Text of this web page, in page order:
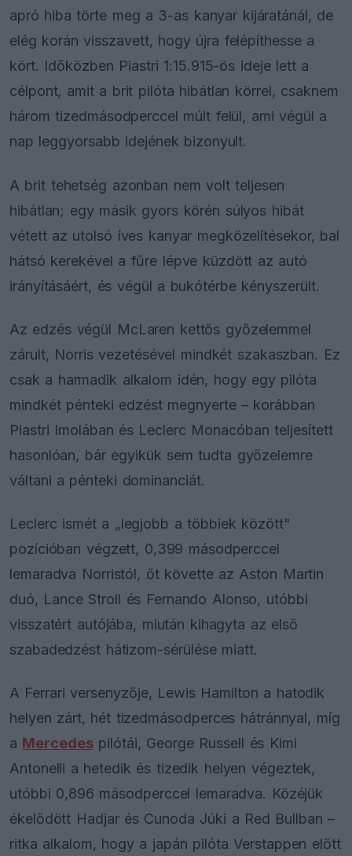
apró hiba törte meg a 3-as kanyar kijáratánál, de
elég korán visszavett, hogy újra felépíthesse a
kört. Időközben Piastri 1:15.915-ös ideje lett a
célpont, amit a brit pilóta hibátlan körrel, csaknem
három tizedmásodperccel múlt felül, ami végül a
nap leggyorsabb idejének bizonyult.
A brit tehetség azonban nem volt teljesen
hibátlan; egy másik gyors körén súlyos hibát
vétett az utolsó íves kanyar megközelítésekor, bal
hátsó kerekével a fűre lépve küzdött az autó
irányításáért, és végül a bukótérbe kényszerült.
Az edzés végül McLaren kettős győzelemmel
zárult, Norris vezetésével mindkét szakaszban. Ez
csak a harmadik alkalom idén, hogy egy pilóta
mindkét pénteki edzést megnyerte – korábban
Piastri Imolában és Leclerc Monacóban teljesített
hasonlóan, bár egyikük sem tudta győzelemre
váltani a pénteki dominanciát.
Leclerc ismét a „legjobb a többiek között"
pozícióban végzett, 0,399 másodperccel
lemaradva Norristól, őt követte az Aston Martin
duó, Lance Stroll és Fernando Alonso, utóbbi
visszatért autójába, miután kihagyta az első
szabadedzést hátizom-sérülése miatt.
A Ferrari versenyzője, Lewis Hamilton a hatodik
helyen zárt, hét tizedmásodperces hátránnyal, míg
a Mercedespilótái, George Russell és Kimi
Antonelli a hetedik és tizedik helyen végeztek,
utóbbi 0,896 másodperccel lemaradva. Közéjük
ékelődött Hadjar és Cunoda Júki a Red Bullban –
ritka alkalom, hogy a japán pilóta Verstappen előtt